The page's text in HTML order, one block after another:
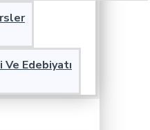
Edebiyatı